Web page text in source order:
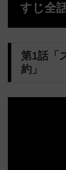
すじ全
第1話「
約」